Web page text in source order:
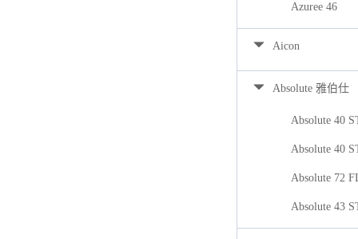
Azuree 46
Aicon
Absolute 雅伯仕
Absolute 40
Absolute 40
Absolute 72
Absolute 43